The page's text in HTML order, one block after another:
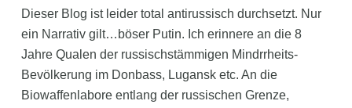
Dieser Blog ist leider total antirussisch durchsetzt. Nur
ein Narrativ gilt…böser Putin. Ich erinnere an die 8
Jahre Qualen der russischstämmigen Mindrrheits-
Bevölkerung im Donbass, Lugansk etc. An die
Biowaffenlabore entlang der russischen Grenze,